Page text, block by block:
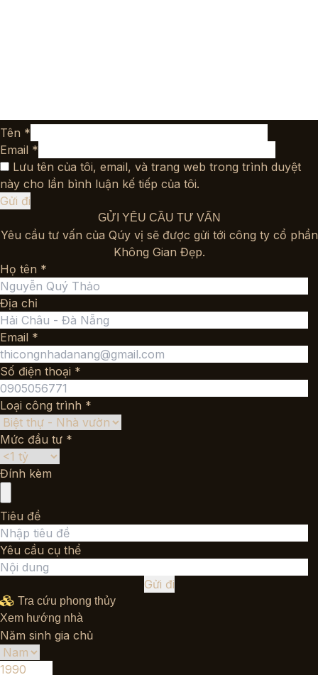
Tên *
Email *
Lưu tên của tôi, email, và trang web trong trình duyệt
này cho lần bình luận kế tiếp của tôi.
GỬI YÊU CẦU TƯ VẤN
Yêu cầu tư vấn của Qúy vị sẽ được gửi tới công ty cổ phần
Không Gian Đẹp.
Họ tên *
Địa chỉ
Email *
Số điện thoại *
Loại công trình *
Mức đầu tư *
Đính kèm
Tiêu đề
Yêu cầu cụ thể
Gửi đi
Tra cứu phong thủy
Xem hướng nhà
Năm sinh gia chủ